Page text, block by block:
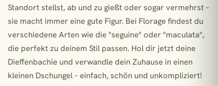
Standort stellst, ab und zu gießt oder sogar vermehrst –
sie macht immer eine gute Figur. Bei Florage findest du
verschiedene Arten wie die "seguine" oder "maculata",
die perfekt zu deinem Stil passen. Hol dir jetzt deine
Dieffenbachie und verwandle dein Zuhause in einen
kleinen Dschungel – einfach, schön und unkompliziert!